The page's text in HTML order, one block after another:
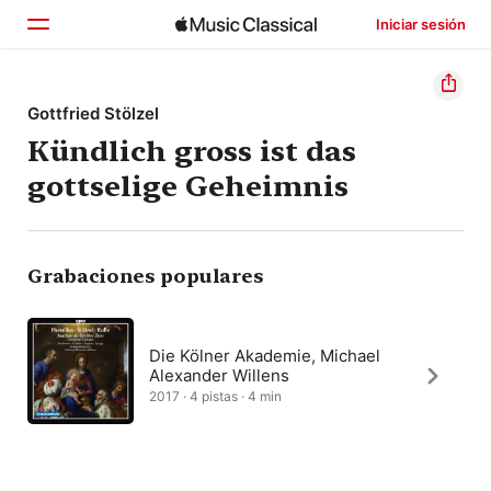
Iniciar sesión
Inicio
Explorar
Buscar
Gottfried Stölzel
Kündlich gross ist das
gottselige Geheimnis
Grabaciones populares
Die Kölner Akademie, Michael
Alexander Willens
2017 · 4 pistas · 4 min